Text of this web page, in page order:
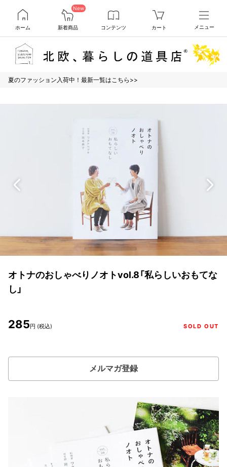
ホーム
New
新着商品 コンテンツ カート メニュー
夏のファッション入荷中！最新一覧はこちら>>
オトナのおしゃべりノオトvol.8「私らしいおもてな
し」
285円 (税込) SOLD OUT
メルマガ登録